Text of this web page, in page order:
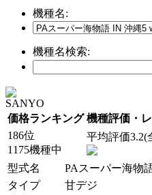
機種名:
機種名検索:
SANYO
価格ランキング 機種評価・
186位
1175機種中
平均評価3.2(
型式名
PAスーパー海物
タイプ
甘デジ